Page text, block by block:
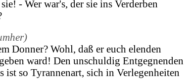
- Wer war's, der sie ins Verderben
Donner? Wohl, daß er euch elenden
ward! Den unschuldig Entgegnenden
ist so Tyrannenart, sich in Verlegenheiten